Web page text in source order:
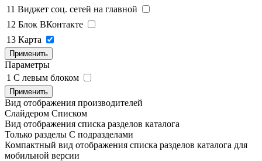
11 Виджет соц. сетей на главной
12 Блок ВКонтакте
13 Карта
Применить
Параметры
1 C левым блоком
Применить
Вид отображения производителей
Слайдером Списком
Вид отображения списка разделов каталога
Только разделы С подразделами
Компактный вид отображения списка разделов каталога для
мобильной версии